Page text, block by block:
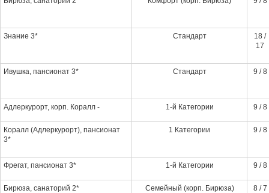
Знание 3* Стандарт
18 /
17
Ивушка, пансионат 3* Стандарт 9 / 8
Адлеркурорт, корп. Коралл - 1-й Категории 9 / 8
Коралл (Адлеркурорт), пансионат
3*
1 Категории 9 / 8
Фрегат, пансионат 3* 1-й Категории 9 / 8
Бирюза, санаторий 2* Семейный (корп. Бирюза) 8 / 7